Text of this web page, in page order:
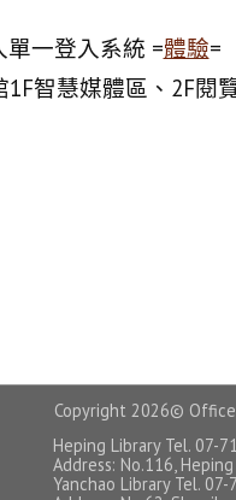
一登入系統 =體驗=
智慧媒體區、2F閱
Copyright 2026© Office
Heping Library Tel. 07-
Address: No.116,
Yanchao Library Tel.